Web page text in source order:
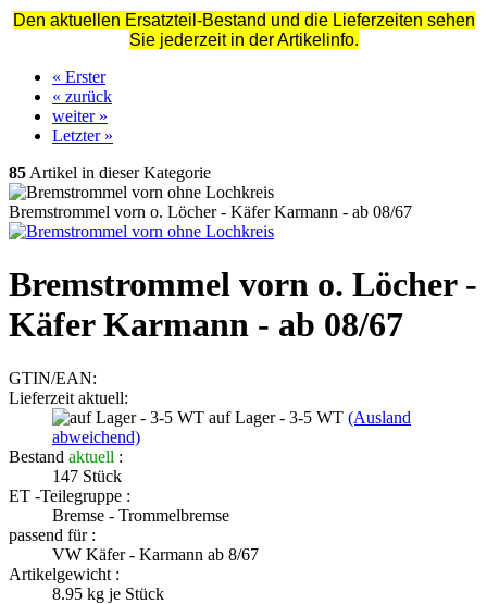
Den aktuellen Ersatzteil-Bestand und die Lieferzeiten sehen
Sie jederzeit in der Artikelinfo.
« Erster
« zurück
weiter »
Letzter »
85 Artikel in dieser Kategorie
Bremstrommel vorn o. Löcher - Käfer Karmann - ab 08/67
Bremstrommel vorn o. Löcher -
Käfer Karmann - ab 08/67
GTIN/EAN:
Lieferzeit aktuell:
auf Lager - 3-5 WT (Ausland
abweichend)
Bestand aktuell :
147 Stück
ET -Teilegruppe :
Bremse - Trommelbremse
passend für :
VW Käfer - Karmann ab 8/67
Artikelgewicht :
8.95 kg je Stück